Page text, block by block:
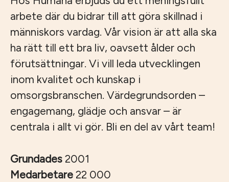
arbete där du bidrar till att göra skillnad i
människors vardag. Vår vision är att alla ska
ha rätt till ett bra liv, oavsett ålder och
förutsättningar. Vi vill leda utvecklingen
inom kvalitet och kunskap i
omsorgsbranschen. Värdegrundsorden –
engagemang, glädje och ansvar – är
centrala i allt vi gör. Bli en del av vårt team!
Grundades 2001
Medarbetare 22 000